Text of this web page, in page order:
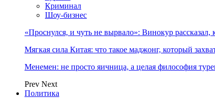
Криминал
Шоу-бизнес
«Проснулся, и чуть не вырвало»: Винокур
Мягкая сила Китая: что такое маджонг, который
Менемен: не просто яичница, а целая философия
Prev Next
Политика